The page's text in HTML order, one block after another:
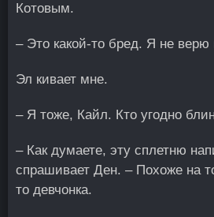
Котовым.
– Это какой-то бред. Я не верю
Эл кивает мне.
– Я тоже, Кайл. Кто угодно
– Как думаете, эту сплетню
спрашивает Ден. – Похоже на
то девчонка.